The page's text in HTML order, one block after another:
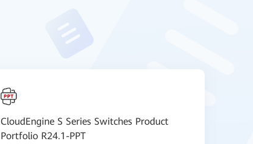
CloudEngine S Series Switches Product
Portfolio R24.1-PPT